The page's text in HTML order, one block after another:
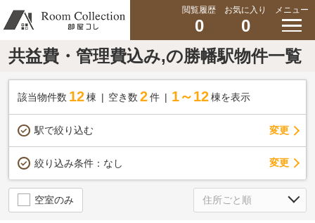
閲覧履歴
0
お気に入り
0
メニュー
共益費・管理費込み,の勝幡駅物件一覧
該当物件数 12棟 空き数 2 件 1～12 棟を表示
駅で絞り込む 変更
絞り込み条件： なし 変更
空室のみ